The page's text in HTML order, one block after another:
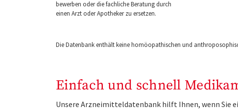
bewerben oder die fachliche Beratung durch
einen Arzt oder Apotheker zu ersetzen.
Die Datenbank enthält keine homöopathischen und
Einfach und schnell
Unsere Arzneimitteldatenbank hilft Ihnen, wenn Sie